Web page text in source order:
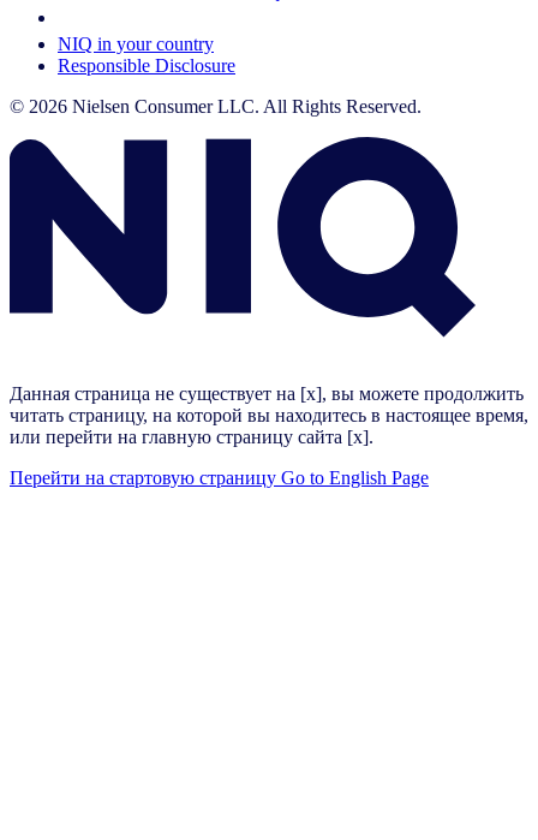
NIQ in your country
Responsible Disclosure
© 2026 Nielsen Consumer LLC. All Rights Reserved.
Данная страница не существует на [x], вы можете продолжить
читать страницу, на которой вы находитесь в настоящее время,
или перейти на главную страницу сайта [x].
Перейти на стартовую страницу Go to English Page